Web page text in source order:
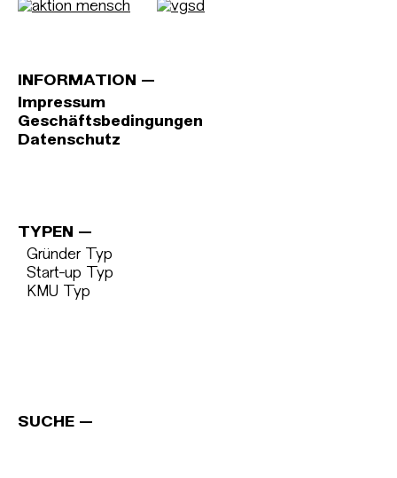
INFORMATION
Impressum
Geschäftsbedingungen
Datenschutz
TYPEN
Gründer Typ
Start-up Typ
KMU Typ
SUCHE